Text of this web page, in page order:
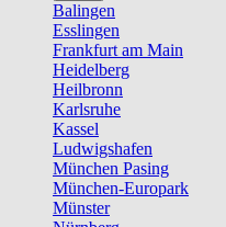
Balingen
Esslingen
Frankfurt am Main
Heidelberg
Heilbronn
Karlsruhe
Kassel
Ludwigshafen
München Pasing
München-Europark
Münster